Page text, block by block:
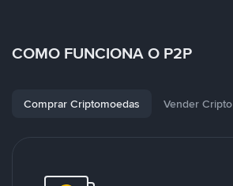
COMO FUNCIONA O P2P
Comprar Criptomoedas Vender Cripto